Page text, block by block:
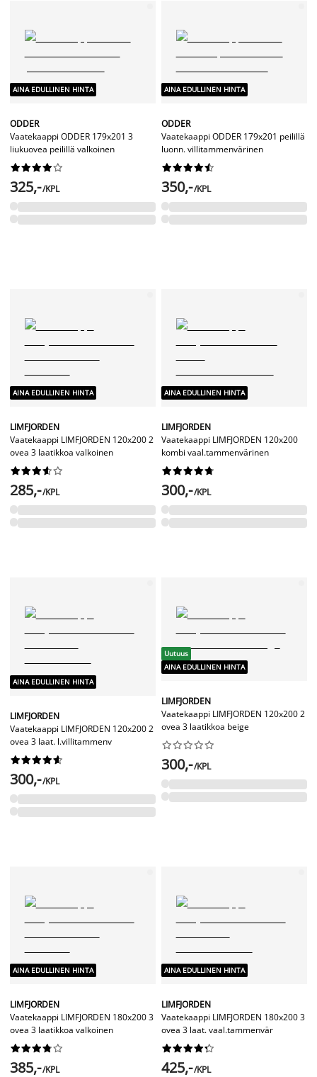
AINA EDULLINEN HINTA
ODDER
Vaatekaappi ODDER 179x201 3
liukuovea peilillä valkoinen






325,-/KPL
AINA EDULLINEN HINTA
ODDER
Vaatekaappi ODDER 179x201 peilillä
luonn. villitammenvärinen






350,-/KPL
AINA EDULLINEN HINTA
LIMFJORDEN
Vaatekaappi LIMFJORDEN 120x200 2
ovea 3 laatikkoa valkoinen






285,-/KPL
AINA EDULLINEN HINTA
LIMFJORDEN
Vaatekaappi LIMFJORDEN 120x200
kombi vaal.tammenvärinen






300,-/KPL
AINA EDULLINEN HINTA
LIMFJORDEN
Vaatekaappi LIMFJORDEN 120x200 2
ovea 3 laat. l.villitammenv






300,-/KPL
Uutuus
AINA EDULLINEN HINTA
LIMFJORDEN
Vaatekaappi LIMFJORDEN 120x200 2
ovea 3 laatikkoa beige






300,-/KPL
AINA EDULLINEN HINTA
LIMFJORDEN
Vaatekaappi LIMFJORDEN 180x200 3
ovea 3 laatikkoa valkoinen






385,-/KPL
AINA EDULLINEN HINTA
LIMFJORDEN
Vaatekaappi LIMFJORDEN 180x200 3
ovea 3 laat. vaal.tammenvär






425,-/KPL